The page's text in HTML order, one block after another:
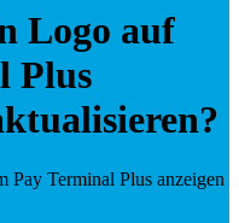
Logo auf
Plus
Pay Terminal Plus anzeigen